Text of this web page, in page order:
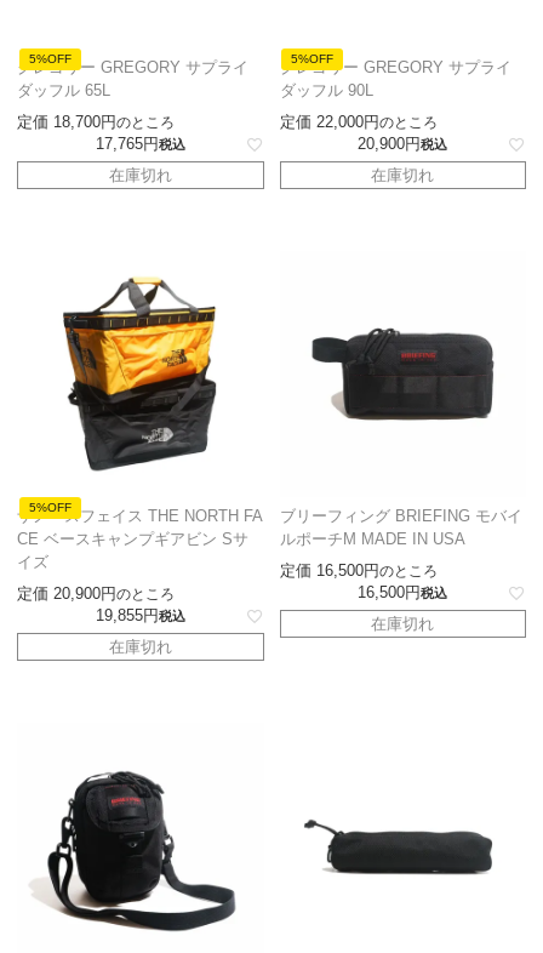
5%OFF
グレゴリー GREGORY サプライ
ダッフル 65L
定価 18,700 のところ
17,765 税込
在庫切れ
5%OFF
グレゴリー GREGORY サプライ
ダッフル 90L
定価 22,000 のところ
20,900 税込
在庫切れ
5%OFF
ザノースフェイス THE NORTH FA
CE ベースキャンプギアビン Sサ
イズ
定価 20,900 のところ
19,855 税込
在庫切れ
ブリーフィング BRIEFING モバイ
ルポーチM MADE IN USA
定価 16,500 のところ
16,500 税込
在庫切れ